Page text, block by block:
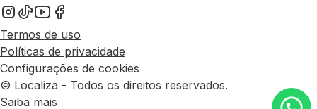
Termos de uso
Políticas de privacidade
Configurações de cookies
© Localiza - Todos os direitos reservados.
Saiba mais